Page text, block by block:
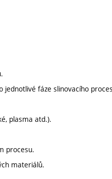
jednotlivé fáze slinovacího
plasma atd.).
procesu.
materiálů.